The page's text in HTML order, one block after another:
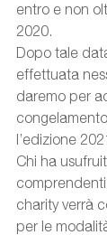
entro e non
2020.
Dopo tale
effettuata
daremo per
l’edizione
Chi ha
charity verrà
per le